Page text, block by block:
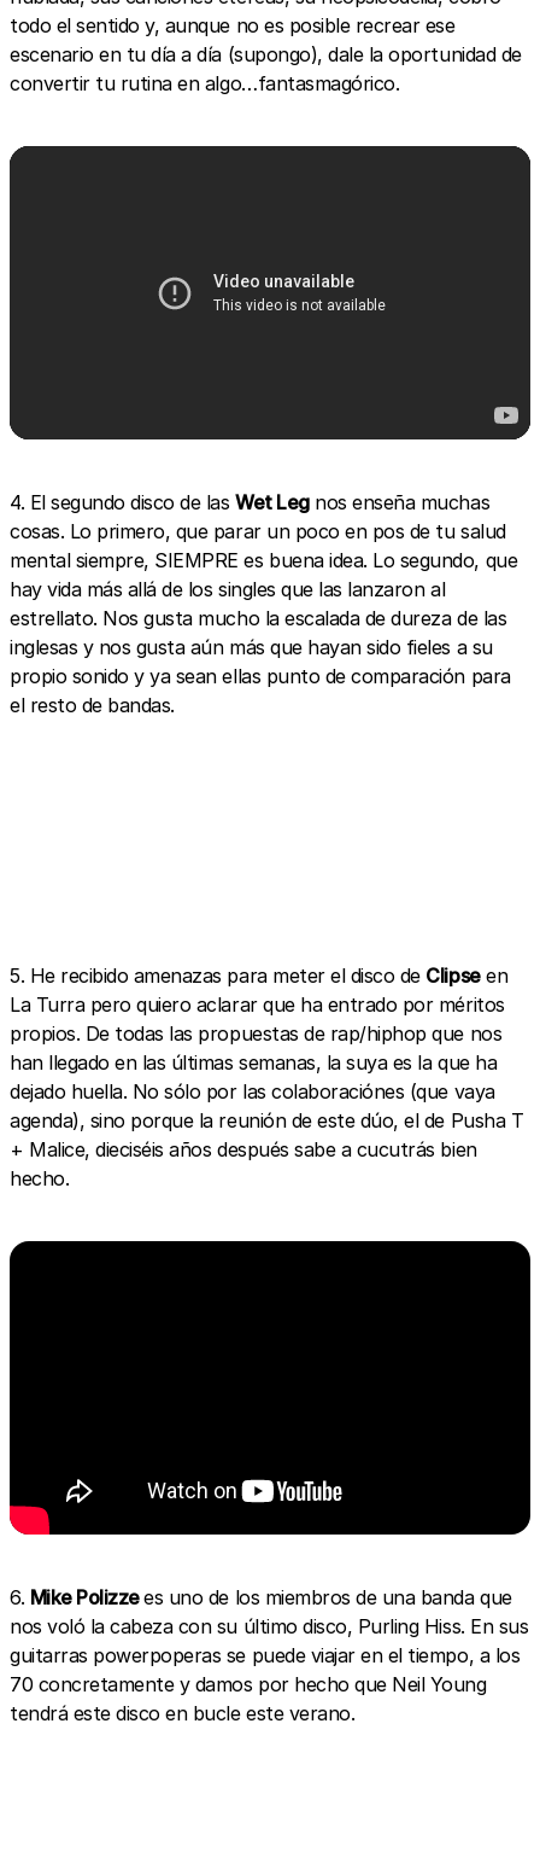
todo el sentido y, aunque no es posible recrear ese
escenario en tu día a día (supongo), dale la oportunidad de
convertir tu rutina en algo…fantasmagórico.
4. El segundo disco de lasWet Legnos enseña muchas
cosas. Lo primero, que parar un poco en pos de tu salud
mental siempre, SIEMPRE es buena idea. Lo segundo, que
hay vida más allá de los singles que las lanzaron al
estrellato. Nos gusta mucho la escalada de dureza de las
inglesas y nos gusta aún más que hayan sido fieles a su
propio sonido y ya sean ellas punto de comparación para
el resto de bandas.
5. He recibido amenazas para meter el disco de Clipseen
La Turra pero quiero aclarar que ha entrado por méritos
propios. De todas las propuestas de rap/hiphop que nos
han llegado en las últimas semanas, la suya es la que ha
dejado huella. No sólo por las colaboraciónes (que vaya
agenda), sino porque la reunión de este dúo, el de Pusha T
+ Malice, dieciséis años después sabe a cucutrás bien
hecho.
6. Mike Polizzees uno de los miembros de una banda que
nos voló la cabeza con su último disco, Purling Hiss. En sus
guitarras powerpoperas se puede viajar en el tiempo, a los
70 concretamente y damos por hecho que Neil Young
tendrá este disco en bucle este verano.